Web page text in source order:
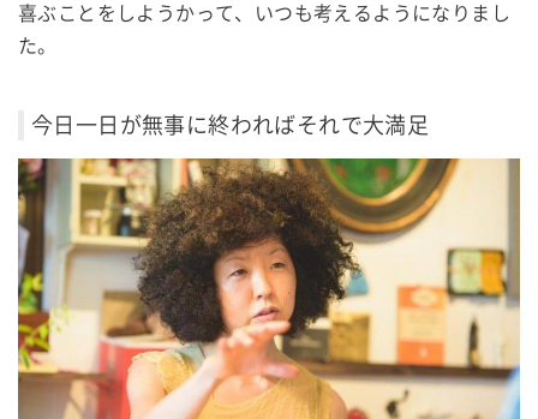
喜ぶことをしようかって、いつも考えるようになりまし
た。
今日一日が無事に終わればそれで大満足